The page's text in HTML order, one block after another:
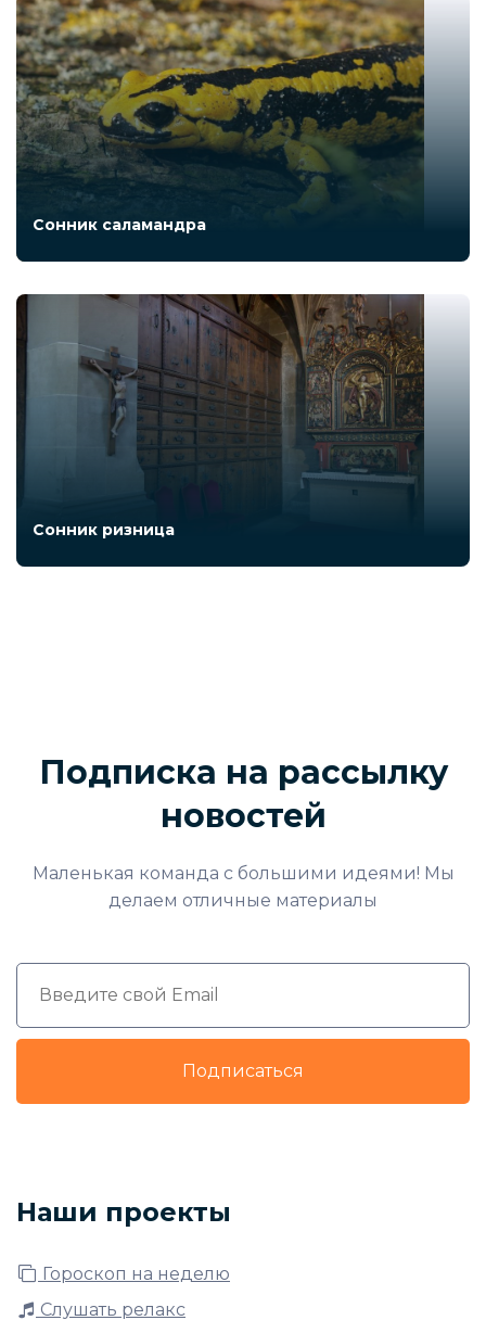
Сонник саламандра
Сонник ризница
Подписка на рассылку
новостей
Маленькая команда с большими идеями! Мы
делаем отличные материалы
Подписаться
Наши проекты
Гороскоп на неделю
Слушать релакс